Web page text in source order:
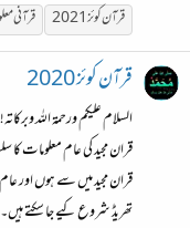
قرآنکوئز قرآنی
قرآن کوئز 2020
السلام علیکم ورحمة الله
قران مجید کی عام معلومات
قران مجید میں سے ہوں اور
تھریڈ شروع کیے جا سکتے